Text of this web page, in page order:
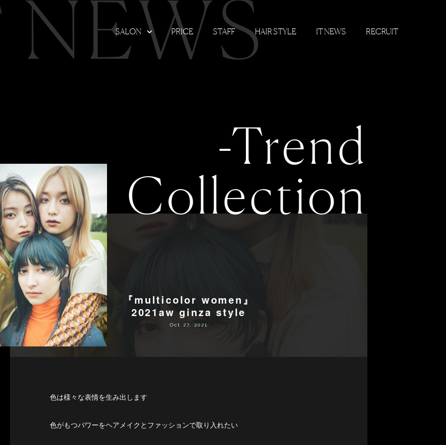
SALON PRICE STAFF HAIR STYLE IT NEWS RECRUIT
NEWS
-Trend
Collection
『multicolor women』
2021aw ginza style
Oct 27, 2021
色は様々な表情を生み出します
色がもつパワーをヘアメイクとファッションで取り入れたい